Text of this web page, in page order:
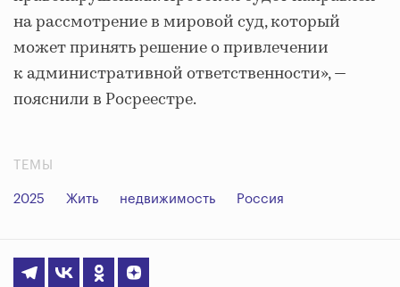
на рассмотрение в мировой суд, который
может принять решение о привлечении
к административной ответственности», —
пояснили в Росреестре.
ТЕМЫ
2025 Жить недвижимость Россия